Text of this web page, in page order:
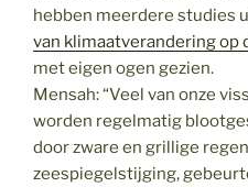
hebben meerdere studies
van klimaatverandering op
met eigen ogen gezien.
Mensah: “Veel van onze
worden regelmatig
door zware en grillige
zeespiegelstijging,